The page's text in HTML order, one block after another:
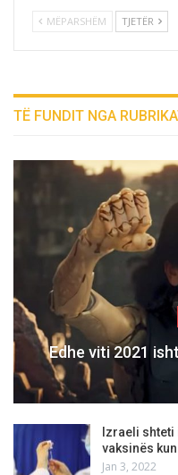
MËPARSHËM TJETËR
TË FUNDIT NGA
Edhe viti 2021
Izraeli
vaksinës
Jan 3, 2022